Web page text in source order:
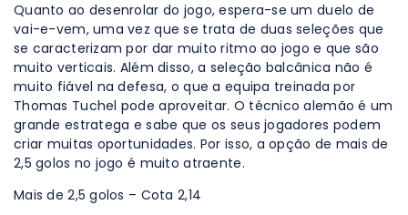
Quanto ao desenrolar do jogo, espera-se um duelo de
vai-e-vem, uma vez que se trata de duas seleções que
se caracterizam por dar muito ritmo ao jogo e que são
muito verticais. Além disso, a seleção balcânica não é
muito fiável na defesa, o que a equipa treinada por
Thomas Tuchel pode aproveitar. O técnico alemão é um
grande estratega e sabe que os seus jogadores podem
criar muitas oportunidades. Por isso, a opção de mais de
2,5 golos no jogo é muito atraente.
Mais de 2,5 golos – Cota 2,14